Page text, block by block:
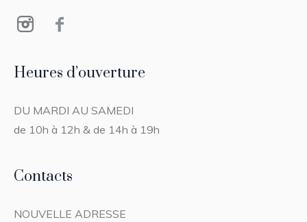
Heures d’ouverture
DU MARDI AU SAMEDI
de 10h à 12h & de 14h à 19h
Contacts
NOUVELLE ADRESSE